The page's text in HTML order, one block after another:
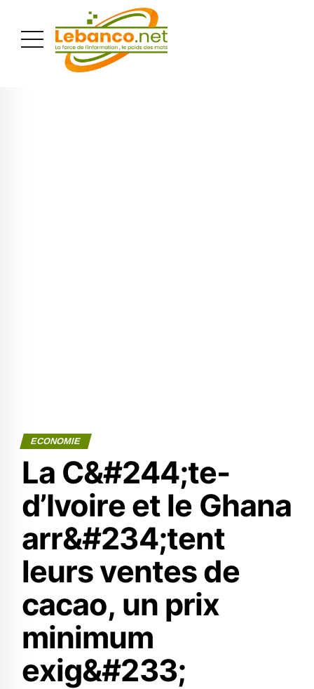
ECONOMIE
La C&#244;te-
d’Ivoire et le Ghana
arr&#234;tent
leurs ventes de
cacao, un prix
minimum
exig&#233;